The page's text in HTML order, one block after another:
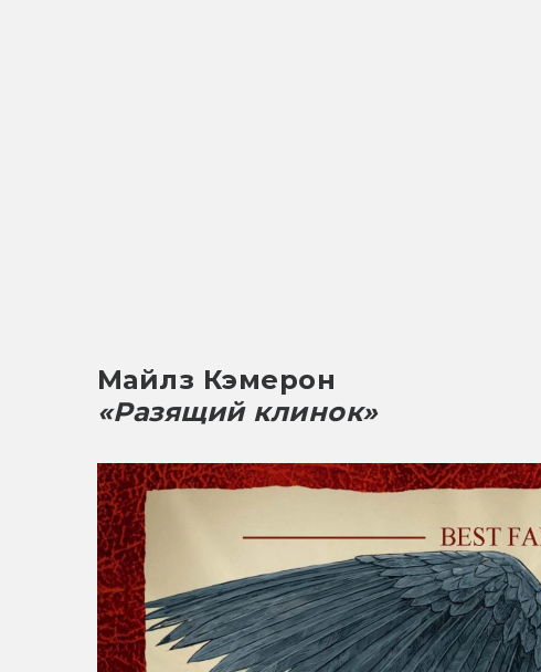
Майлз Кэмерон
«Разящий клинок»